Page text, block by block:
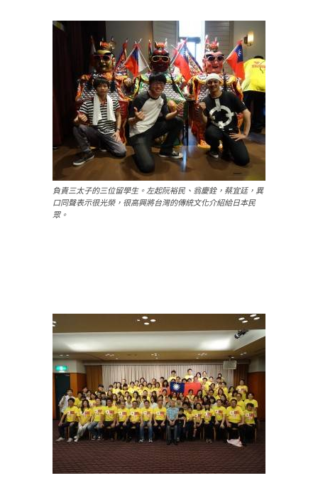
負責三太子的三位留學生。左起阮裕民、翁慶銓，蔡宜廷，異
口同聲表示很光榮，很高興將台灣的傳統文化介紹給日本民
眾。